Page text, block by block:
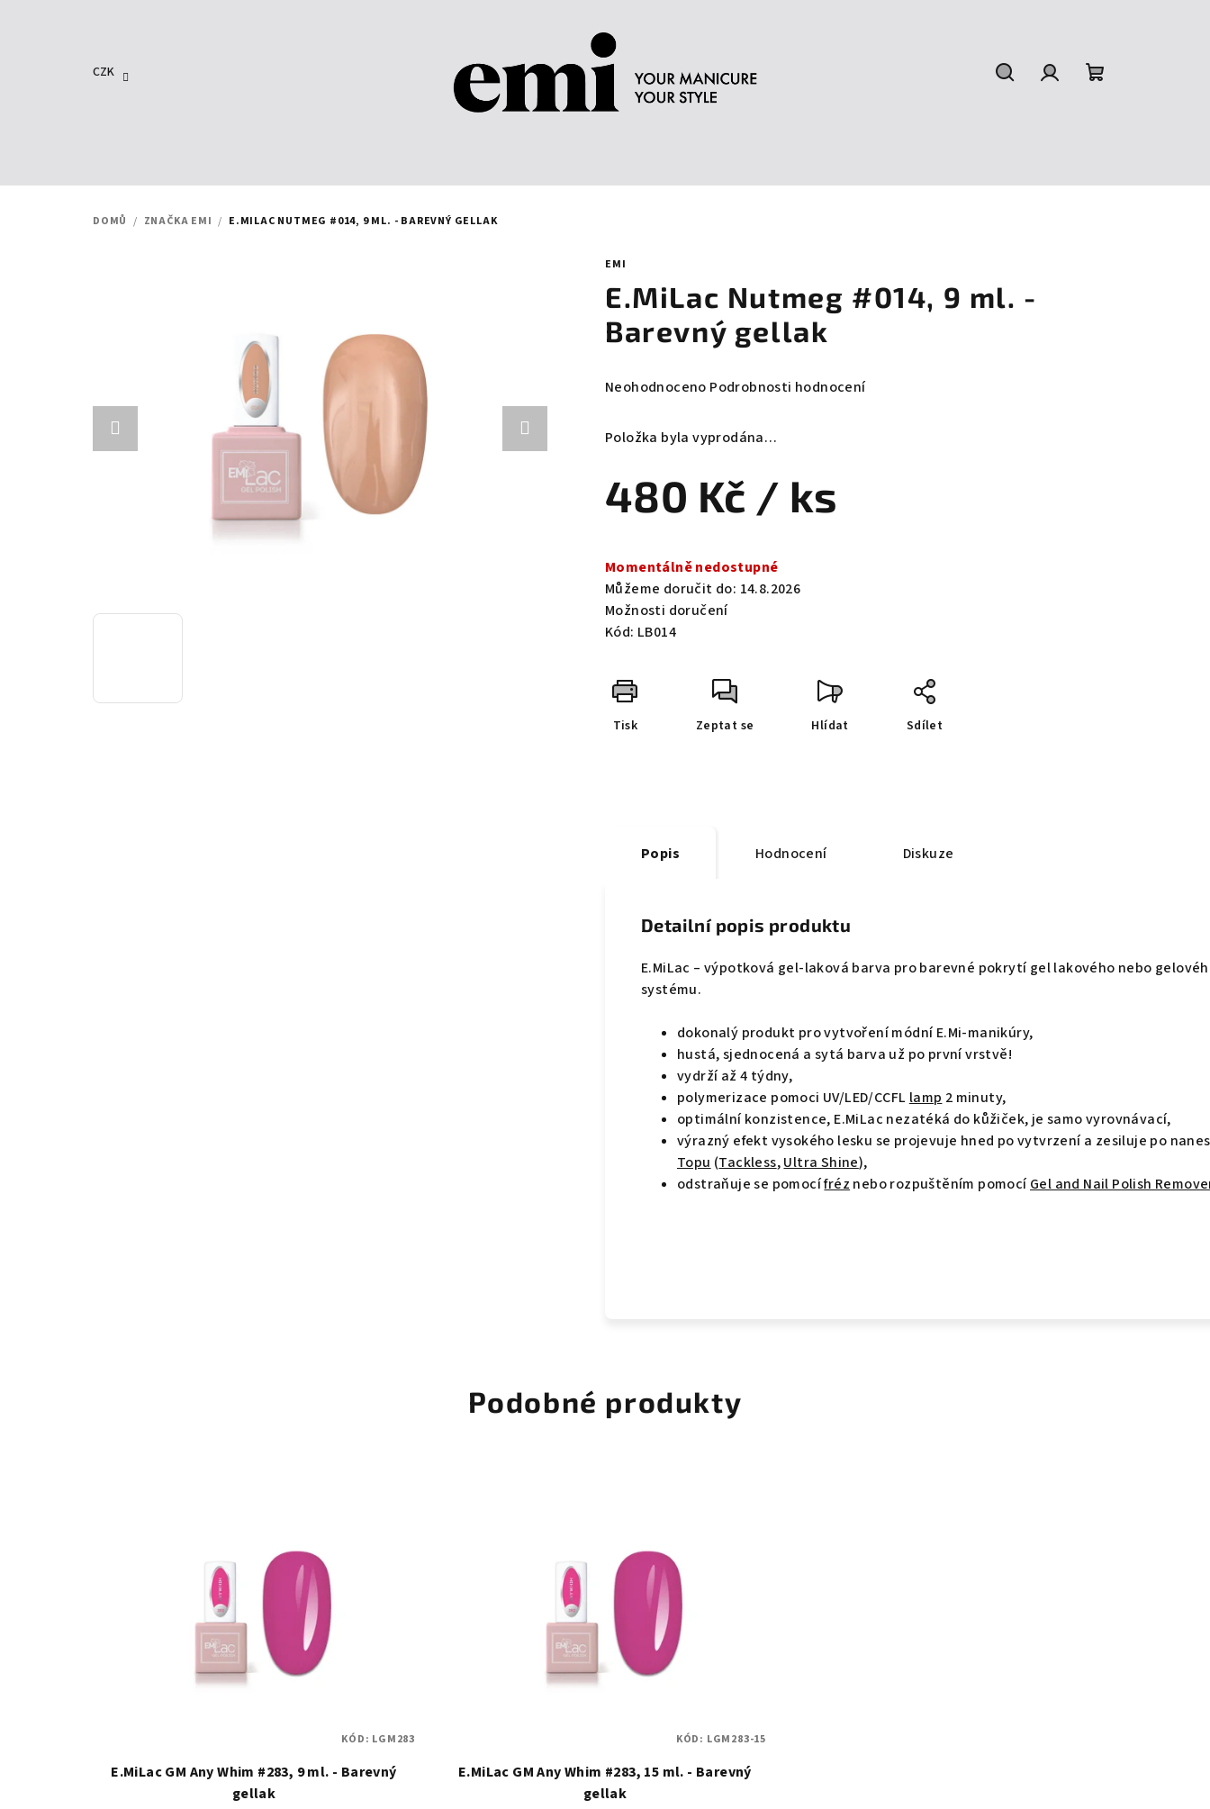
CZK
DOMŮ / ZNAČKA EMI / E.MILAC NUTMEG #014, 9 ML. - BAREVNÝ GELLAK
EMI
E.MiLac Nutmeg #014, 9 ml. -
Barevný gellak
Průměrné
produktu
z
Neohodnoceno Podrobnosti hodnocení
Položka byla vyprodána…
480 Kč / ks
cena:
Momentálně nedostupné
Můžeme doručit do: 14.8.2026
Možnosti doručení
Kód: LB014
Tisk Zeptat se Hlídat Sdílet
Popis Hodnocení Diskuze
Detailní popis produktu
E.MiLac – výpotková gel-laková barva pro barevné pokrytí gel lakového nebo
systému.
dokonalý produkt pro vytvoření módní E.Mi-manikúry,
hustá, sjednocená a sytá barva už po první vrstvě!
vydrží až 4 týdny,
polymerizace pomoci UV/LED/CCFL lamp 2 minuty,
optimální konzistence, E.MiLac nezatéká do kůžiček, je samo vyrovnávací,
výrazný efekt vysokého lesku se projevuje hned po vytvrzení a zesiluje po
Topu (Tackless,Ultra Shine),
odstraňuje se pomocífréz nebo rozpuštěním pomocíGel and Nail Polish
Podobné produkty
E.MiLac GM Any Whim #283, 9 ml. - Barevný
gellak
KÓD: LGM283
E.MiLac GM Any Whim #283, 15 ml. - Barevný
gellak
KÓD: LGM283-15